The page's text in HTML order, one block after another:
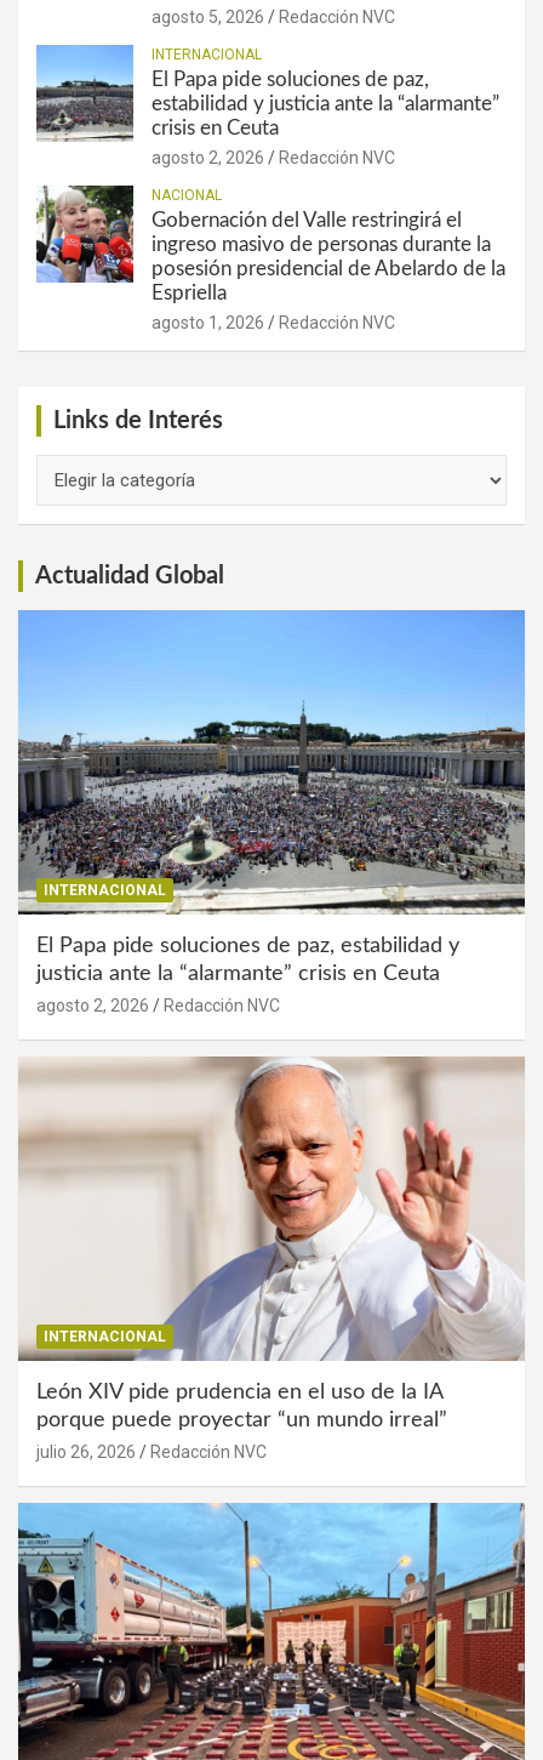
agosto 5, 2026 Redacción NVC
INTERNACIONAL
El Papa pide soluciones de paz,
estabilidad y justicia ante la “alarmante”
crisis en Ceuta
agosto 2, 2026 Redacción NVC
NACIONAL
Gobernación del Valle restringirá el
ingreso masivo de personas durante la
posesión presidencial de Abelardo de la
Espriella
agosto 1, 2026 Redacción NVC
Links de Interés
Actualidad Global
INTERNACIONAL
El Papa pide soluciones de paz, estabilidad y
justicia ante la “alarmante” crisis en Ceuta
agosto 2, 2026 Redacción NVC
INTERNACIONAL
León XIV pide prudencia en el uso de la IA
porque puede proyectar “un mundo irreal”
julio 26, 2026 Redacción NVC